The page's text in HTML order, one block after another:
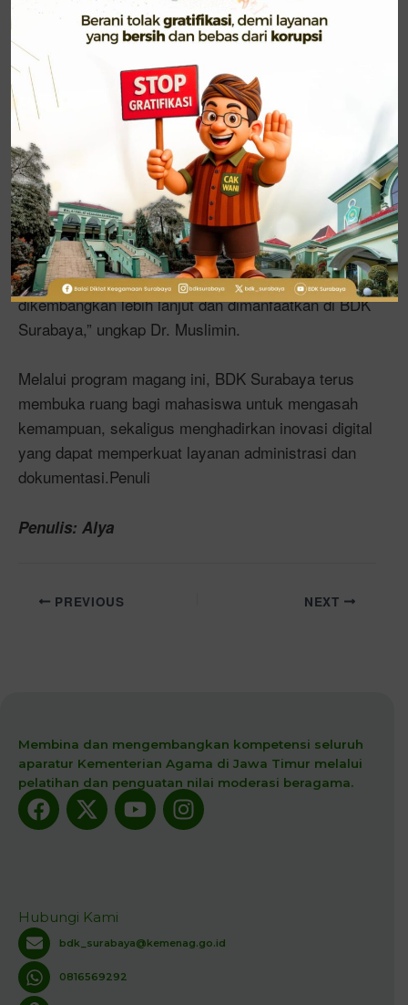
Sistem Buku Tamu Digital Berbasis Website –
Pencatatan kunjungan tamu secara online dengan
dashboard admin, fitur pencarian, filter kunjungan,
dan ekspor laporan PDF/CSV berbasis MySQL.
Presentasi yang dimulai pukul 10.00 WIB ini
disaksikan oleh Kasubbag TU BDK Surabaya, Dr. H.
Muslimin, M.M., Pranata Komputer, serta Pranata
Humas. Hasil kerja para mahasiswa ini mendapat
apresiasi positif. “Karya mereka sangat baik dan
aplikatif. Ini akan kami tindak lanjuti agar bisa
dikembangkan lebih lanjut dan dimanfaatkan di BDK
Surabaya,” ungkap Dr. Muslimin.
Melalui program magang ini, BDK Surabaya terus
membuka ruang bagi mahasiswa untuk mengasah
kemampuan, sekaligus menghadirkan inovasi digital
yang dapat memperkuat layanan administrasi dan
dokumentasi.Penuli
Penulis: Alya
PREVIOUS NEXT
Membina dan mengembangkan kompetensi seluruh
aparatur Kementerian Agama di Jawa Timur melalui
pelatihan dan penguatan nilai moderasi beragama.
Facebook
X-
twitter
YoutubeInstagram
Hubungi Kami
bdk_surabaya@kemenag.go.id
0816569292